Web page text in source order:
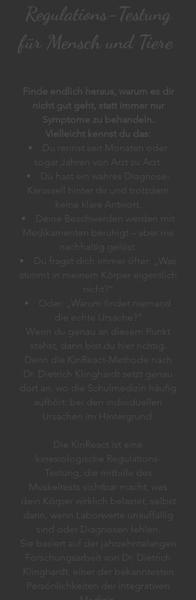
Regulations-Testung
für Mensch und Tiere
Finde endlich heraus, warum es dir
nicht gut geht, statt immer nur
Symptome zu behandeln.
Vielleicht kennst du das:
Du rennst seit Monaten oder
sogar Jahren von Arzt zu Arzt.
Du hast ein wahres Diagnose-
Karussell hinter dir und trotzdem
keine klare Antwort.
Deine Beschwerden werden mit
Medikamenten beruhigt – aber nie
nachhaltig gelöst.
Du fragst dich immer öfter: „Was
stimmt in meinem Körper eigentlich
nicht?“
Oder: „Warum findet niemand
die echte Ursache?“
Wenn du genau an diesem Punkt
stehst, dann bist du hier richtig.
Denn die KinReact-Methode nach
Dr. Dietrich Klinghardt setzt genau
dort an, wo die Schulmedizin häufig
aufhört: bei den individuellen
Ursachen im Hintergrund.
Die KinReact ist eine
kinesiologische Regulations-
Testung, die mithilfe des
Muskeltests sichtbar macht, was
dein Körper wirklich belastet, selbst
dann, wenn Laborwerte unauffällig
sind oder Diagnosen fehlen.
Sie basiert auf der jahrzehntelangen
Forschungsarbeit von Dr. Dietrich
Klinghardt, einer der bekanntesten
Persönlichkeiten der integrativen